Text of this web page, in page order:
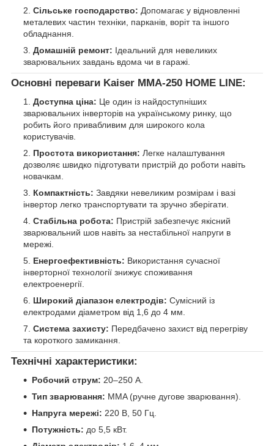
Сільське господарство: Допомагає у відновленні
металевих частин техніки, парканів, воріт та іншого
обладнання.
Домашній ремонт: Ідеальний для невеликих
зварювальних завдань вдома чи в гаражі.
Основні переваги Kaiser MMA-250 HOME LINE:
Доступна ціна: Це один із найдоступніших
зварювальних інверторів на українському ринку, що
робить його привабливим для широкого кола
користувачів.
Простота використання: Легке налаштування
дозволяє швидко підготувати пристрій до роботи навіть
новачкам.
Компактність: Завдяки невеликим розмірам і вазі
інвертор легко транспортувати та зручно зберігати.
Стабільна робота: Пристрій забезпечує якісний
зварювальний шов навіть за нестабільної напруги в
мережі.
Енергоефективність: Використання сучасної
інверторної технології знижує споживання
електроенергії.
Широкий діапазон електродів: Сумісний із
електродами діаметром від 1,6 до 4 мм.
Система захисту: Передбачено захист від перегріву
та короткого замикання.
Технічні характеристики:
Робочий струм: 20–250 А.
Тип зварювання: MMA (ручне дугове зварювання).
Напруга мережі: 220 В, 50 Гц.
Потужність: до 5,5 кВт.